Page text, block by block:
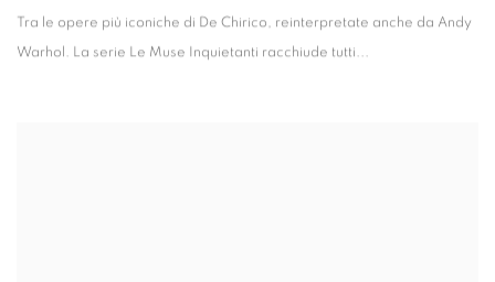
Tra le opere più iconiche di De Chirico, reinterpretate anche da Andy
Warhol. La serie Le Muse Inquietanti racchiude tutti...